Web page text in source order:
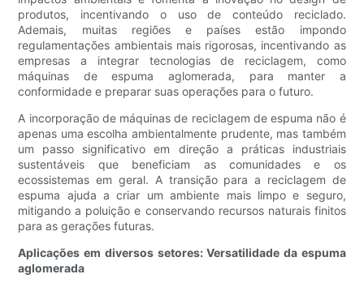
produtos, incentivando o uso de conteúdo reciclado.
Ademais, muitas regiões e países estão impondo
regulamentações ambientais mais rigorosas, incentivando as
empresas a integrar tecnologias de reciclagem, como
máquinas de espuma aglomerada, para manter a
conformidade e preparar suas operações para o futuro.
A incorporação de máquinas de reciclagem de espuma não é
apenas uma escolha ambientalmente prudente, mas também
um passo significativo em direção a práticas industriais
sustentáveis ​​que beneficiam as comunidades e os
ecossistemas em geral. A transição para a reciclagem de
espuma ajuda a criar um ambiente mais limpo e seguro,
mitigando a poluição e conservando recursos naturais finitos
para as gerações futuras.
Aplicações em diversos setores: Versatilidade da espuma
aglomerada